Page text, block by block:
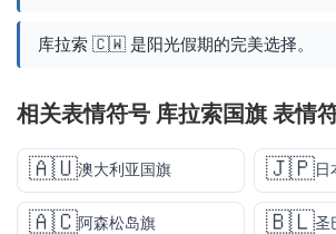
库拉索 🇨🇼 是阳光假期的完美选择。
相关表情符号 库拉索国旗 表情
🇦🇺澳大利亚国旗 🇯🇵日
🇦🇨阿森松岛旗 🇧🇱圣